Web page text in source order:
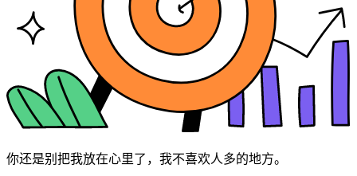
你还是别把我放在心里了，我不喜欢人多的地方。